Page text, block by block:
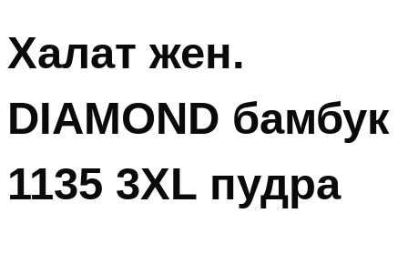
Халат жен.
DIAMOND бамбук
1135 3XL пудра